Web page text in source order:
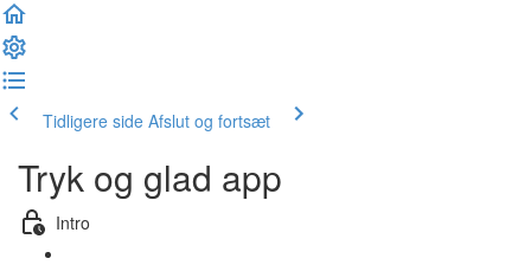
Tidligere side Afslut og fortsæt
Tryk og glad app
Intro